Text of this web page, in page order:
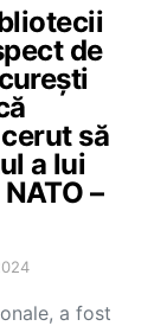
de
să
a lui
–
a fost